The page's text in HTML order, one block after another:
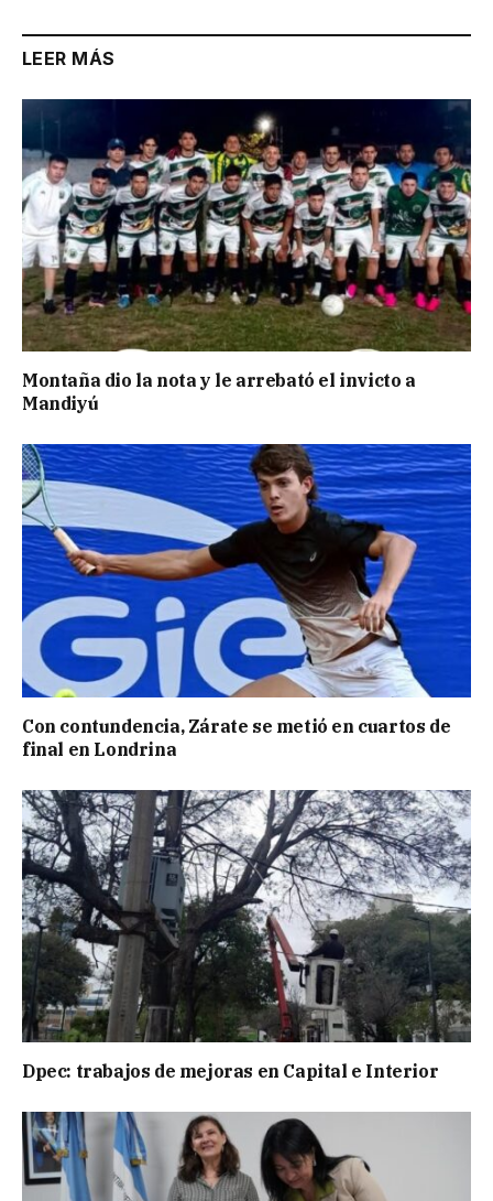
LEER MÁS
Montaña dio la nota y le arrebató el invicto a
Mandiyú
Con contundencia, Zárate se metió en cuartos de
final en Londrina
Dpec: trabajos de mejoras en Capital e Interior